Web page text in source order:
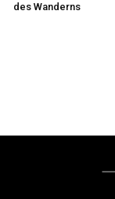
des Wanderns